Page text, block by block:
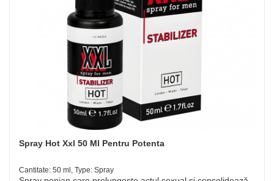
Spray Hot Xxl 50 Ml Pentru Potenta
Cantitate: 50 ml, Type: Spray